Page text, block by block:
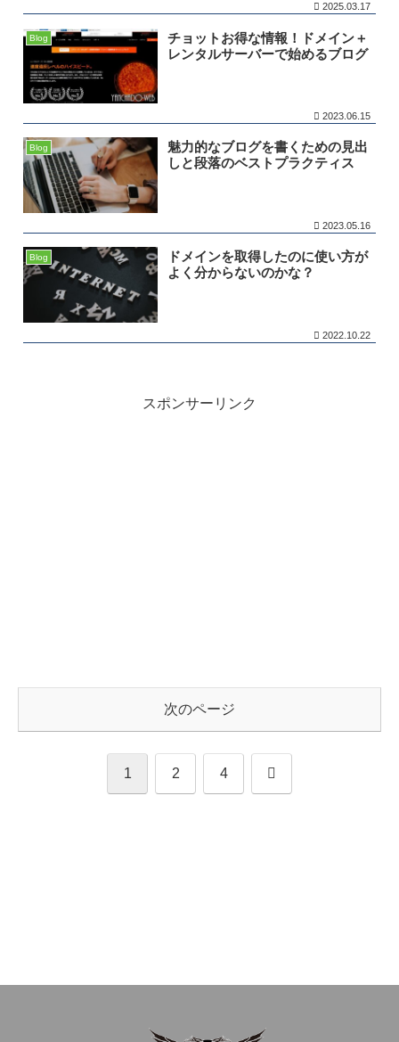
2025.03.17
Blog
チョットお得な情報！ドメイン＋
レンタルサーバーで始めるブログ
2023.06.15
Blog
魅力的なブログを書くための見出
しと段落のベストプラクティス
2023.05.16
Blog
ドメインを取得したのに使い方が
よく分からないのかな？
2022.10.22
スポンサーリンク
次のページ
1 2 4 次